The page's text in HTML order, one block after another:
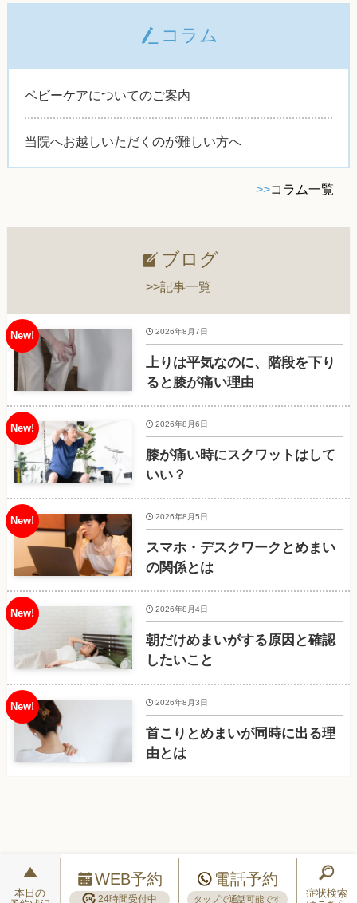
コラム
ベビーケアについてのご案内
当院へお越しいただくのが難しい方へ
>>コラム一覧
ブログ
>>記事一覧
上りは平気なのに、階段を下り
ると膝が痛い理由
2026年8月7日
膝が痛い時にスクワットはして
いい？
2026年8月6日
スマホ・デスクワークとめまい
の関係とは
2026年8月5日
朝だけめまいがする原因と確認
したいこと
2026年8月4日
首こりとめまいが同時に出る理
由とは
2026年8月3日
本日の
WEB予約
24時間受付中
電話予約
タップで通話可能です
症状検索